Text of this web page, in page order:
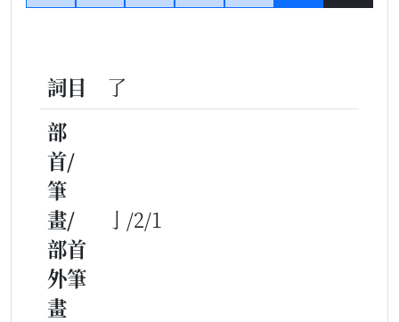
詞目
了
部
首/
筆
畫/
部首
外筆
畫
亅/2/1